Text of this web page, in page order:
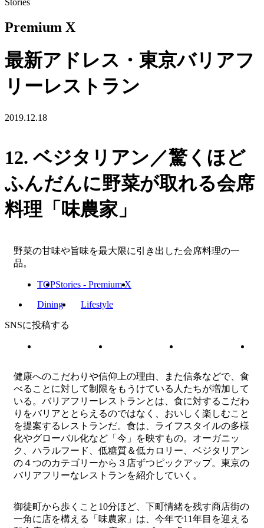
Stories
Premium X
最新アドレス・東京バリアフ
リーレストラン
2019.12.18
12. ベジタリアン／驚くほど
ふんだんに野菜が取れる会席
料理「味農家」
野菜の甘味や旨味を最大限に引き出した会席料理の一
品。
TOPStories - Premium X
Dining
Lifestyle
SNSに投稿する
健康へのこだわりや信仰上の理由、また信条などで、食
べることに対して制限をもうけている人たちが増加して
いる。バリアフリーレストランとは、食に対するこだわ
りをバリアととらえるのではなく、おいしく楽しむこと
を提案するレストランだ。食は、ライフスタイルの多様
化やグローバル化など「今」を映すもの。オーガニッ
ク、ハラルフード、低糖質＆低カロリー、ベジタリアン
の４つのカテゴリーから３店ずつピックアップ。東京の
バリアフリーなレストランを紹介していく。
御徒町から歩くこと10分ほど、下町情緒を残す商店街の
一角に店を構える「味農家」は、今年で11年目を迎える